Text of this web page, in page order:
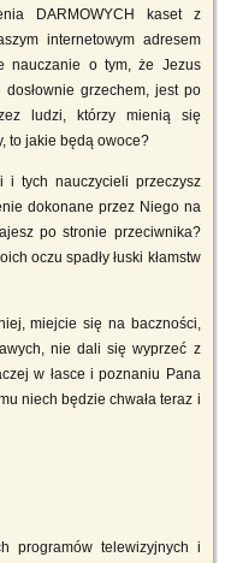
DARMOWYCH kaset z
internetowym adresem
nauczanie o tym, że Jezus
dosłownie grzechem, jest po
ludzi, którzy mienią się
to jakie będą owoce?
i tych nauczycieli przeczysz
dokonane przez Niego na
po stronie przeciwnika?
oczu spadły łuski kłamstw
miejcie się na baczności,
nie dali się wyprzeć z
w łasce i poznaniu Pana
niech będzie chwała teraz i
programów telewizyjnych i